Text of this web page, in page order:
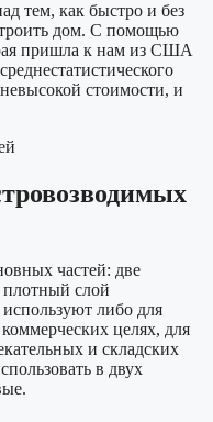
тем, как быстро и без
дом. С помощью
пришла к нам из США
стоимости, и
частей: две
слой
либо для
целях, для
и складских
в двух